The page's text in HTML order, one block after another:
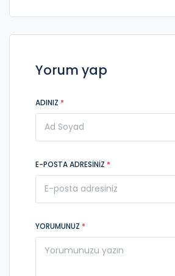
Yorum yap
ADINIZ *
E-POSTA ADRESINIZ *
YORUMUNUZ *